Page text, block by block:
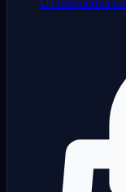
UI interactiva